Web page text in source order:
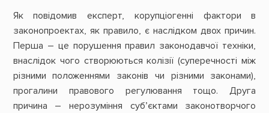
Як повідомив експерт, корупціогенні фактори в
законопроектах, як правило, є наслідком двох причин.
Перша – це порушення правил законодавчої техніки,
внаслідок чого створюються колізії (суперечності між
різними положеннями законів чи різними законами),
прогалини правового регулювання тощо. Друга
причина – нерозуміння суб’єктами законотворчого